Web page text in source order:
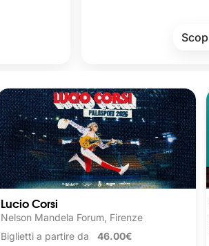
Lucio Corsi
Nelson Mandela Forum, Firenze
Biglietti a partire da 46.00€
Scopri di più